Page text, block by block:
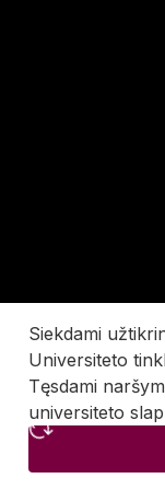
Siekdami
Universiteto
Tęsdami
universiteto